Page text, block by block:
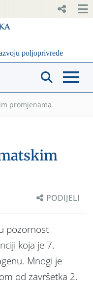
promjenama
PODIJELI
pozornost
koja je 7.
Mnogi je
od završetka 2.